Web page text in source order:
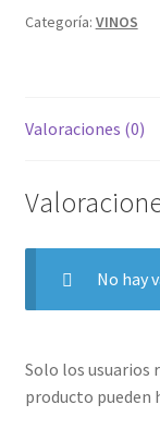
Categoría: VINOS
Valoraciones (0)
No hay
Solo los usuarios
producto pueden